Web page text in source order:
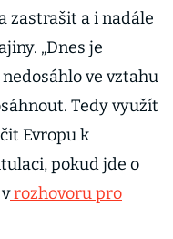
zastrašit a i nadále
„Dnes je
ve vztahu
Tedy využít
Evropu k
pokud jde o
rozhovoru pro